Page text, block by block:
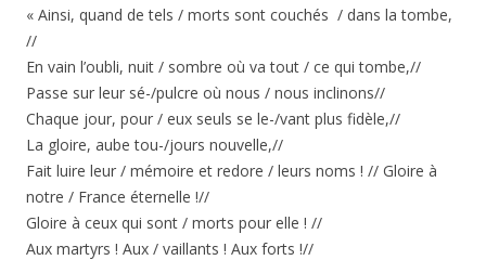
« Ainsi, quand de tels / morts sont couchés / dans la tombe,
//
En vain l’oubli, nuit / sombre où va tout / ce qui tombe,//
Passe sur leur sé-/pulcre où nous / nous inclinons//
Chaque jour, pour / eux seuls se le-/vant plus fidèle,//
La gloire, aube tou-/jours nouvelle,//
Fait luire leur / mémoire et redore / leurs noms ! // Gloire à
notre / France éternelle !//
Gloire à ceux qui sont / morts pour elle ! //
Aux martyrs ! Aux / vaillants ! Aux forts !//